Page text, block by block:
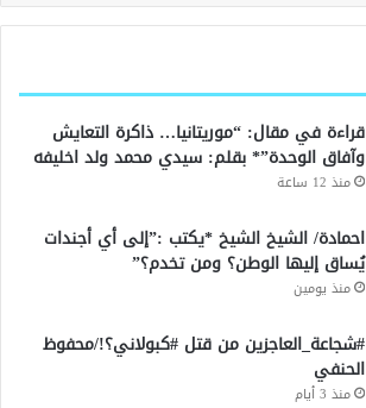
قراءة في مقال: “موريتانيا… ذاكرة التعايش
وآفاق الوحدة”* بقلم: سيدي محمد ولد اخليفه
منذ 12 ساعة
احمادة/ الشيخ الشيخ *يكتب :”إلى أي أجندات
يُساق إليها الوطن؟ ومن تخدم؟”
منذ يومين
#شجاعة_العاجزين من قتل #كبولاني؟!/محفوظ
الحنفي
منذ 3 أيام